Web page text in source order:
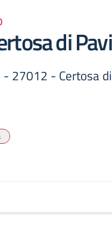
di
27012 - Certosa